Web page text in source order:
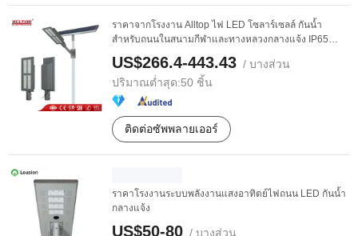
ราคาจากโรงงาน Alltop ไฟ LED โซลาร์เซลล์ กันน้ำ
สำหรับถนนในสนามกีฬาและทางหลวงกลางแจ้ง IP65
US$266.4-443.43 / บางส่วน
ปริมาณต่ำสุด:50 ชิ้น
ติดต่อซัพพลายเออร์
ราคาโรงงานระบบพลังงานแสงอาทิตย์ไฟถนน LED กันน้ำ
กลางแจ้ง
US$50-80 / บางส่วน